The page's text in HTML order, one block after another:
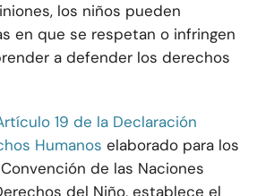
los niños pueden
en que se respetan o infringen
a defender los derechos
19 de la Declaración
Humanos elaborado para los
de las Naciones
del Niño, establece el